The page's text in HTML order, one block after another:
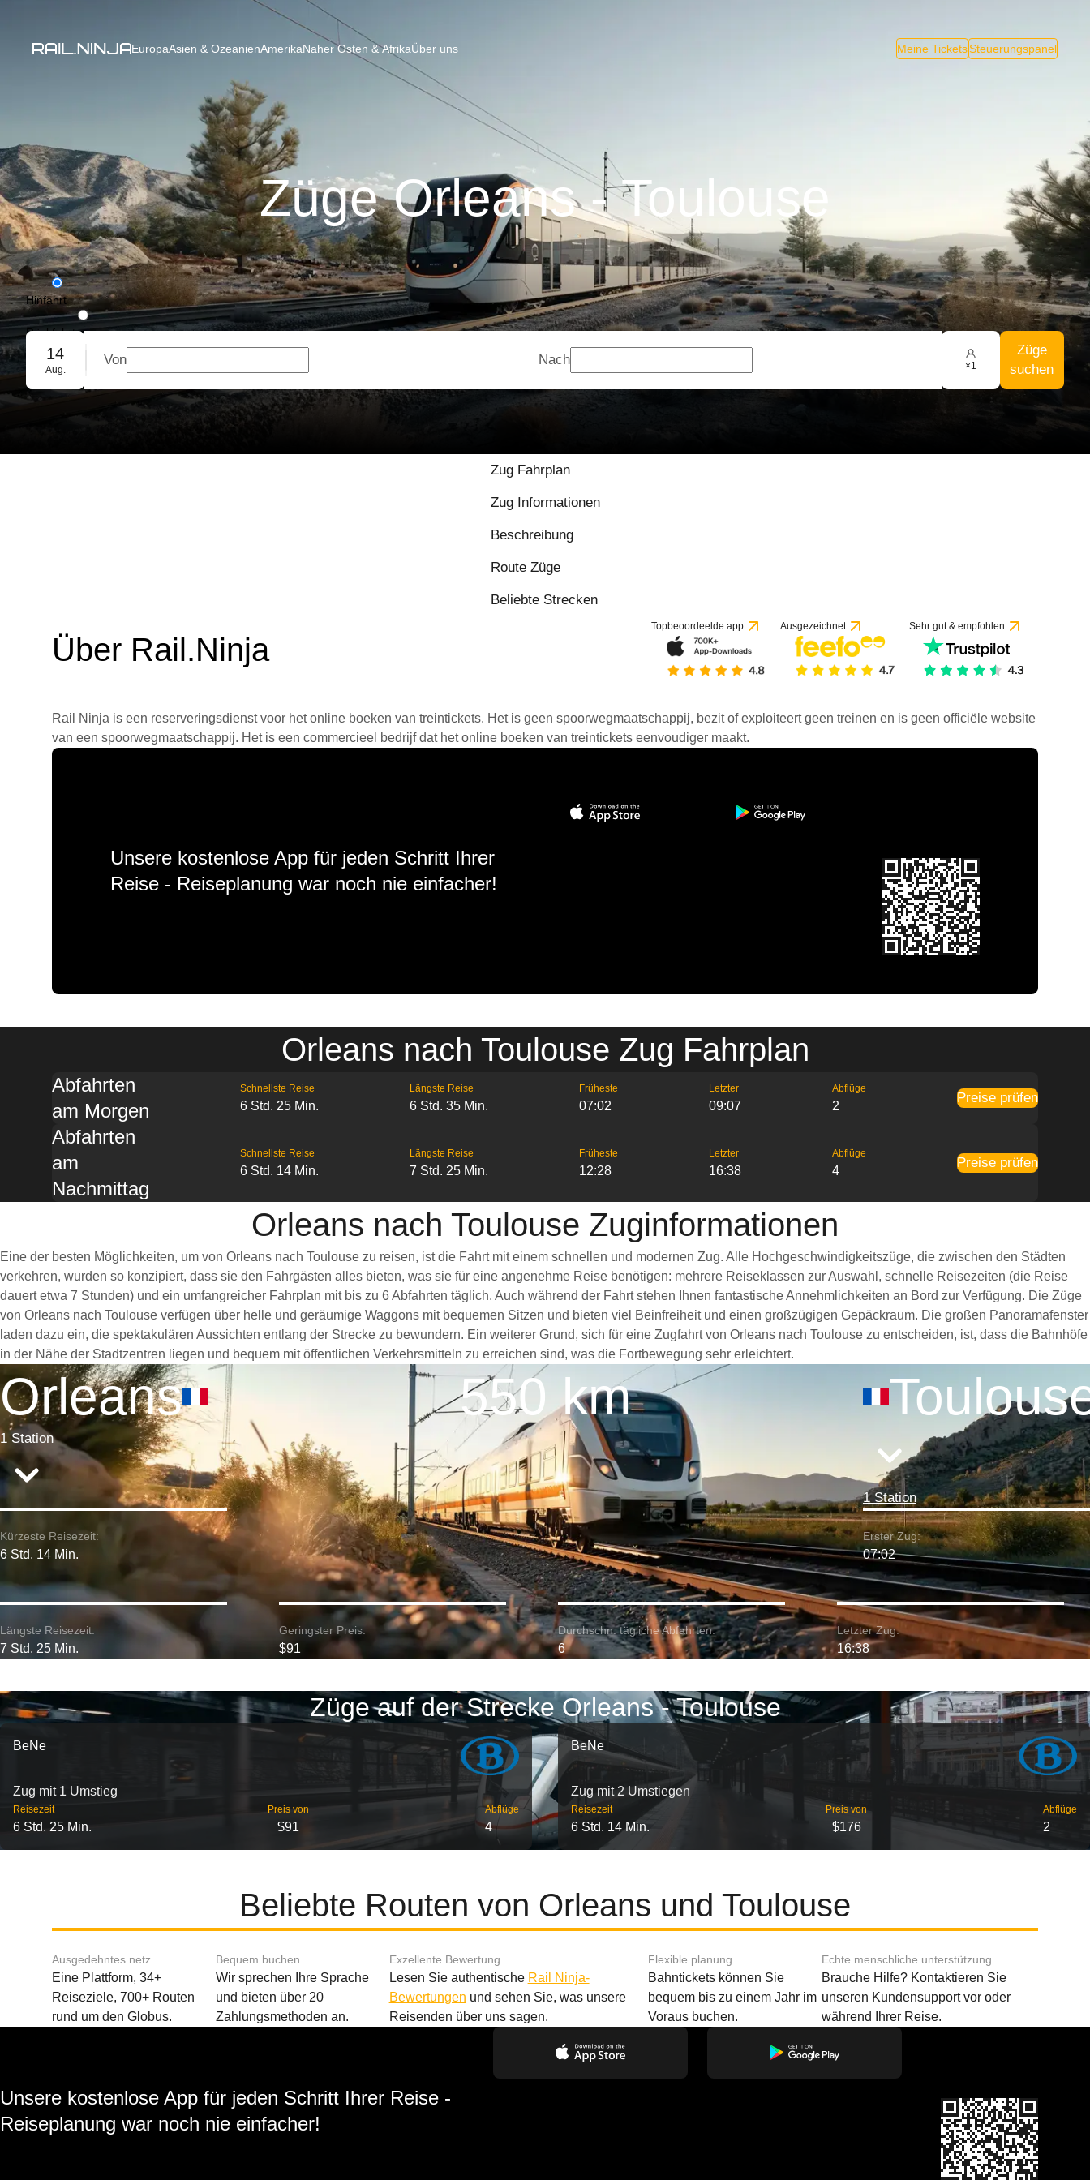
EuropaAsien & OzeanienAmerikaNaher Osten & AfrikaÜber uns Meine TicketsSteuerungspanel
Züge Orleans - Toulouse
Hinfahrt
Rückfahrt
Gruppenbuchung
14
Aug.
Von Nach ×1
Züge
suchen
Zug Fahrplan
Zug Informationen
Beschreibung
Route Züge
Beliebte Strecken
Über Rail.Ninja
Topbeoordeelde app Ausgezeichnet Sehr gut & empfohlen
Rail Ninja is een reserveringsdienst voor het online boeken van treintickets. Het is geen spoorwegmaatschappij, bezit of exploiteert geen treinen en is geen officiële website
van een spoorwegmaatschappij. Het is een commercieel bedrijf dat het online boeken van treintickets eenvoudiger maakt.
Unsere kostenlose App für jeden Schritt Ihrer
Reise - Reiseplanung war noch nie einfacher!
Orleans nach Toulouse Zug Fahrplan
Abfahrten
am Morgen
Schnellste Reise
6 Std. 25 Min.
Längste Reise
6 Std. 35 Min.
Früheste
07:02
Letzter
09:07
Abflüge
2
Preise prüfen
Abfahrten
am
Nachmittag
Schnellste Reise
6 Std. 14 Min.
Längste Reise
7 Std. 25 Min.
Früheste
12:28
Letzter
16:38
Abflüge
4
Preise prüfen
Orleans nach Toulouse Zuginformationen
Eine der besten Möglichkeiten, um von Orleans nach Toulouse zu reisen, ist die Fahrt mit einem schnellen und modernen Zug. Alle Hochgeschwindigkeitszüge, die zwischen den Städten
verkehren, wurden so konzipiert, dass sie den Fahrgästen alles bieten, was sie für eine angenehme Reise benötigen: mehrere Reiseklassen zur Auswahl, schnelle Reisezeiten (die Reise
dauert etwa 7 Stunden) und ein umfangreicher Fahrplan mit bis zu 6 Abfahrten täglich. Auch während der Fahrt stehen Ihnen fantastische Annehmlichkeiten an Bord zur Verfügung. Die Züge
von Orleans nach Toulouse verfügen über helle und geräumige Waggons mit bequemen Sitzen und bieten viel Beinfreiheit und einen großzügigen Gepäckraum. Die großen Panoramafenster
laden dazu ein, die spektakulären Aussichten entlang der Strecke zu bewundern. Ein weiterer Grund, sich für eine Zugfahrt von Orleans nach Toulouse zu entscheiden, ist, dass die Bahnhöfe
in der Nähe der Stadtzentren liegen und bequem mit öffentlichen Verkehrsmitteln zu erreichen sind, was die Fortbewegung sehr erleichtert.
Orleans
1 Station
550 km
1 Station
Kürzeste Reisezeit:
6 Std. 14 Min.
Erster Zug:
07:02
Längste Reisezeit:
7 Std. 25 Min.
Geringster Preis:
$91
Durchschn. tägliche Abfahrten:
6
Letzter Zug:
16:38
Züge auf der Strecke Orleans - Toulouse
BeNe
Zug mit 1 Umstieg
Reisezeit
6 Std. 25 Min.
Preis von
$91
Abflüge
4
BeNe
Zug mit 2 Umstiegen
Reisezeit
6 Std. 14 Min.
Preis von
$176
Abflüge
2
Beliebte Routen von Orleans und Toulouse
Ausgedehntes netz
Eine Plattform, 34+
Reiseziele, 700+ Routen
rund um den Globus.
Bequem buchen
Wir sprechen Ihre Sprache
und bieten über 20
Zahlungsmethoden an.
Exzellente Bewertung
Lesen Sie authentische Rail Ninja-
Bewertungen und sehen Sie, was unsere
Reisenden über uns sagen.
Flexible planung
Bahntickets können Sie
bequem bis zu einem Jahr im
Voraus buchen.
Echte menschliche unterstützung
Brauche Hilfe? Kontaktieren Sie
unseren Kundensupport vor oder
während Ihrer Reise.
Unsere kostenlose App für jeden Schritt Ihrer Reise -
Reiseplanung war noch nie einfacher!